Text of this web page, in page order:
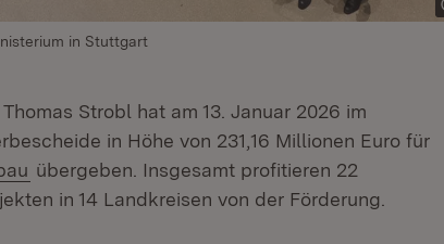
in Stuttgart
Strobl hat am 13. Januar 2026 im
in Höhe von 231,16 Millionen Euro für
(Öffnet in neuem Fenster)
übergeben. Insgesamt profitieren 22
in 14 Landkreisen von der Förderung.